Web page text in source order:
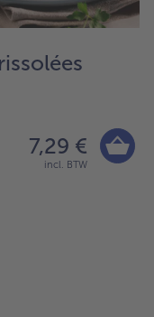
7,29 €
incl. BTW